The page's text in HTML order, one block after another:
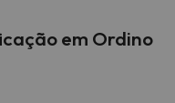
em Ordino